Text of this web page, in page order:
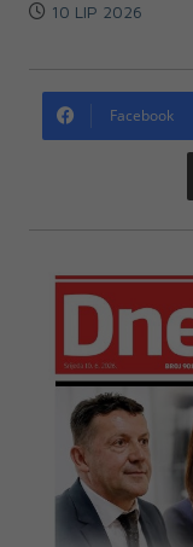
10 LIP 2026
Facebook